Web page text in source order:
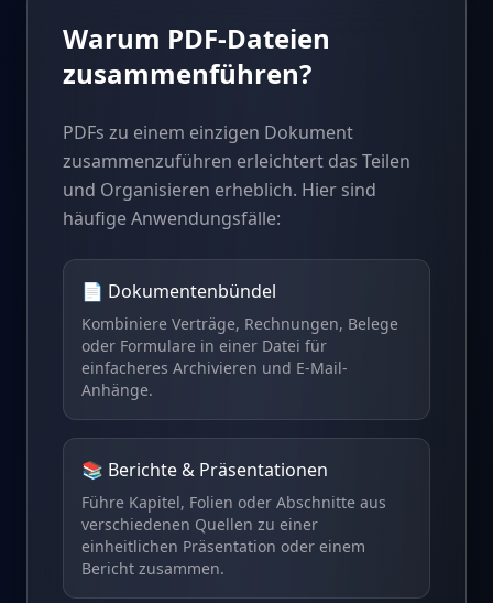
Warum PDF-Dateien
zusammenführen?
PDFs zu einem einzigen Dokument
zusammenzuführen erleichtert das Teilen
und Organisieren erheblich. Hier sind
häufige Anwendungsfälle:
📄 Dokumentenbündel
Kombiniere Verträge, Rechnungen, Belege
oder Formulare in einer Datei für
einfacheres Archivieren und E-Mail-
Anhänge.
📚 Berichte & Präsentationen
Führe Kapitel, Folien oder Abschnitte aus
verschiedenen Quellen zu einer
einheitlichen Präsentation oder einem
Bericht zusammen.